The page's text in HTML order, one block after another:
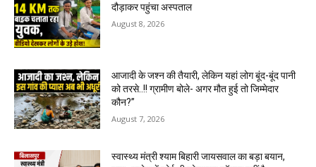
दौड़ाकर पहुंचा अस्पताल
August 8, 2026
आजादी के जश्न की तैयारी, लेकिन यहां लोग बूंद-बूंद पानी
को तरसे..!! ग्रामीण बोले- अगर मौत हुई तो जिम्मेदार
कौन?”
August 7, 2026
स्वास्थ्य मंत्री श्याम बिहारी जायसवाल का बड़ा बयान,